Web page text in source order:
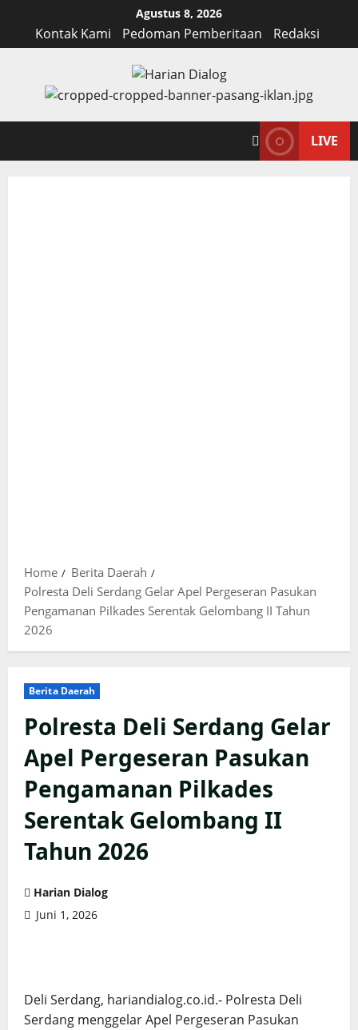
content
Agustus 8, 2026
Kontak Kami Pedoman Pemberitaan Redaksi
LIVE
Home
Berita Daerah
Polresta Deli Serdang Gelar Apel Pergeseran Pasukan
Pengamanan Pilkades Serentak Gelombang II Tahun
2026
Berita Daerah
Polresta Deli Serdang Gelar
Apel Pergeseran Pasukan
Pengamanan Pilkades
Serentak Gelombang II
Tahun 2026
Harian Dialog
Juni 1, 2026
Deli Serdang, hariandialog.co.id.- Polresta Deli
Serdang menggelar Apel Pergeseran Pasukan